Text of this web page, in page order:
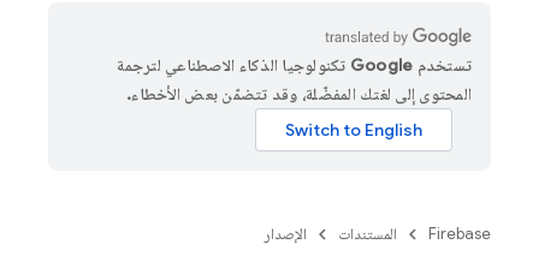
تستخدم Google تكنولوجيا الذكاء الاصطناعي لترجمة
المحتوى إلى لغتك المفضّلة، وقد تتضمّن بعض الأخطاء.
Firebase المستندات الإصدار